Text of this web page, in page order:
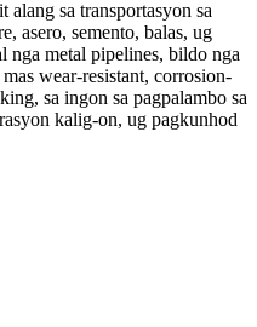
alang sa transportasyon sa
asero, semento, balas, ug
nga metal pipelines, bildo nga
wear-resistant, corrosion-
sa ingon sa pagpalambo sa
kalig-on, ug pagkunhod